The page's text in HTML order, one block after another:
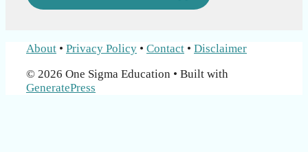
About • Privacy Policy • Contact • Disclaimer
© 2026 One Sigma Education • Built with
GeneratePress